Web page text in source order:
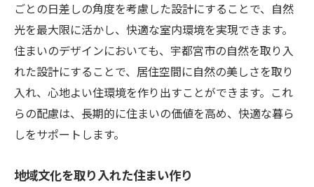
ごとの日差しの角度を考慮した設計にすることで、自然
光を最大限に活かし、快適な室内環境を実現できます。
住まいのデザインにおいても、宇都宮市の自然を取り入
れた設計にすることで、居住空間に自然の美しさを取り
入れ、心地よい住環境を作り出すことができます。これ
らの配慮は、長期的に住まいの価値を高め、快適な暮ら
しをサポートします。
地域文化を取り入れた住まい作り